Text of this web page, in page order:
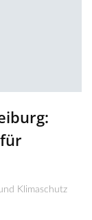
Klimaschutz